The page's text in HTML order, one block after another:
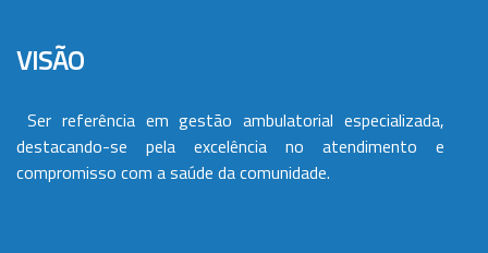
VISÃO
Ser referência em gestão ambulatorial especializada,
destacando-se pela excelência no atendimento e
compromisso com a saúde da comunidade.